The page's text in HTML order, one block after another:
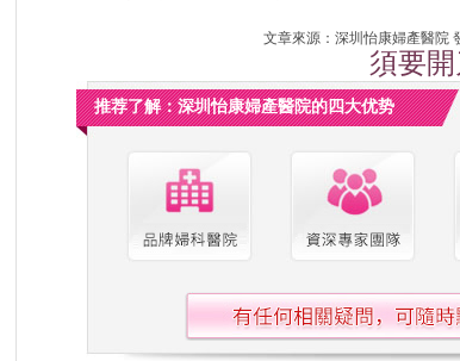
須要開
文章來源：深圳怡康婦產醫院
推荐了解：深圳怡康婦產醫院的四大优势